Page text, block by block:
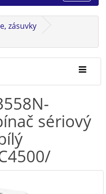
zásuvky
sériový